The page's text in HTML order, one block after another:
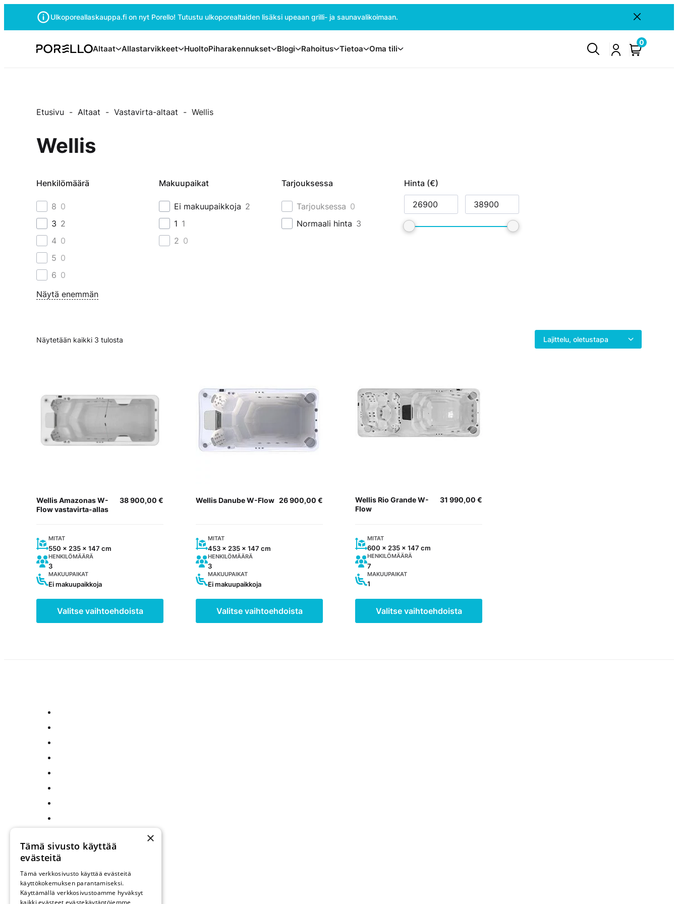
Ulkoporeallaskauppa.fi on nyt Porello! Tutustu ulkoporealtaiden lisäksi upeaan grilli- ja saunavalikoimaan.
Sulje
Porello Altaat Allastarvikkeet HuoltoPiharakennukset Blogi Rahoitus Tietoa Oma tili
0
Etusivu - Altaat - Vastavirta-altaat - Wellis
Wellis
Henkilömäärä
8 0
3 2
4 0
5 0
6 0
Näytä enemmän
Makuupaikat
Ei makuupaikkoja 2
1 1
2 0
Tarjouksessa
Tarjouksessa 0
Normaali hinta 3
Hinta (€)
Näytetään kaikki 3 tulosta
Wellis Amazonas W-
Flow vastavirta-allas
38 900,00 €
MITAT
550 x 235 x 147 cm
HENKILÖMÄÄRÄ
3
MAKUUPAIKAT
Ei makuupaikkoja
Valitse vaihtoehdoista
on
useampi
muunnelma.
Voit
sivulla.
Wellis Danube W-Flow 26 900,00 €
MITAT
453 x 235 x 147 cm
HENKILÖMÄÄRÄ
3
MAKUUPAIKAT
Ei makuupaikkoja
Valitse vaihtoehdoista
on
useampi
muunnelma.
Voit
tehdä
sivulla.
Wellis Rio Grande W-
Flow
31 990,00 €
MITAT
600 x 235 x 147 cm
HENKILÖMÄÄRÄ
7
MAKUUPAIKAT
1
Valitse vaihtoehdoista
on
useampi
muunnelma.
Voit
sivulla.
×
Tämä sivusto käyttää
evästeitä
Tämä verkkosivusto käyttää evästeitä
käyttökokemuksen parantamiseksi.
Käyttämällä verkkosivustoamme hyväksyt
kaikki evästeet evästekäytäntöjemme